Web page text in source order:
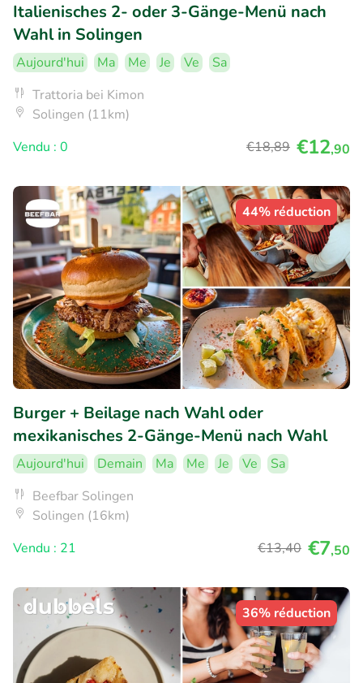
Italienisches 2- oder 3-Gänge-Menü nach
Wahl in Solingen
Aujourd'hui Ma Me Je Ve
Sa
Trattoria bei Kimon
Solingen (11km)
Vendu : 0
€18,89 €12,90
44% réduction
Burger + Beilage nach Wahl oder
mexikanisches 2-Gänge-Menü nach Wahl
Aujourd'hui Demain Ma Me Je Ve
Sa
Beefbar Solingen
Solingen (16km)
Vendu : 21
€13,40 €7,50
36% réduction